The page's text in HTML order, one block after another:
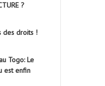
?
des droits !
Togo: Le
est enfin